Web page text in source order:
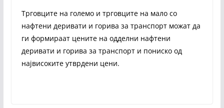
Трговците на големо и трговците на мало со
нафтени деривати и горива за транспорт можат да
ги формираат цените на одделни нафтени
деривати и горива за транспорт и пониско од
највисоките утврдени цени.